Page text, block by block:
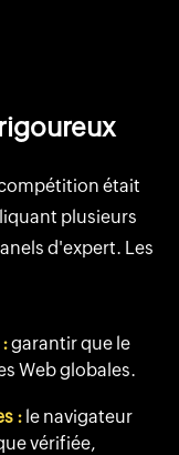
était
plusieurs
d'expert. Les
garantir que le
Web globales.
: le navigateur
vérifiée,